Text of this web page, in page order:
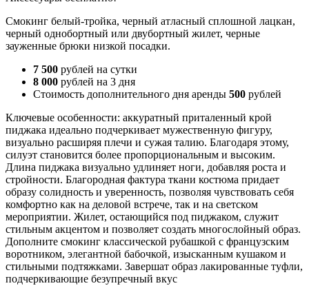
Смокинг белый-тройка, черный атласный сплошной лацкан,
черный однобортный или двубортный жилет, черные
зауженные брюки низкой посадки.
7 500 рублей на сутки
8 000 рублей на 3 дня
Стоимость дополнительного дня аренды 500 рублей
Ключевые особенности: аккуратный приталенный крой
пиджака идеально подчеркивает мужественную фигуру,
визуально расширяя плечи и сужая талию. Благодаря этому,
силуэт становится более пропорциональным и высоким.
Длина пиджака визуально удлиняет ноги, добавляя роста и
стройности. Благородная фактура ткани костюма придает
образу солидность и уверенность, позволяя чувствовать себя
комфортно как на деловой встрече, так и на светском
мероприятии. Жилет, остающийся под пиджаком, служит
стильным акцентом и позволяет создать многослойный образ.
Дополните смокинг классической рубашкой с французским
воротником, элегантной бабочкой, изысканным кушаком и
стильными подтяжками. Завершат образ лакированные туфли,
подчеркивающие безупречный вкус